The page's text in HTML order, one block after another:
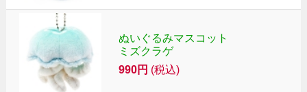
ぬいぐるみマスコット
ミズクラゲ
990円 (税込)